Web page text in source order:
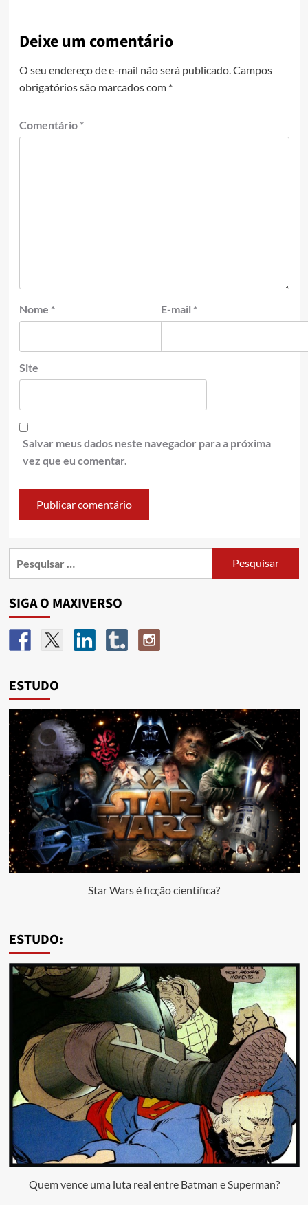
Deixe um comentário
O seu endereço de e-mail não será publicado. Campos
obrigatórios são marcados com *
Comentário *
Nome * E-mail *
Site
Salvar meus dados neste navegador para a próxima
vez que eu comentar.
SIGA O MAXIVERSO
ESTUDO
Star Wars é ficção científica?
ESTUDO:
Quem vence uma luta real entre Batman e Superman?